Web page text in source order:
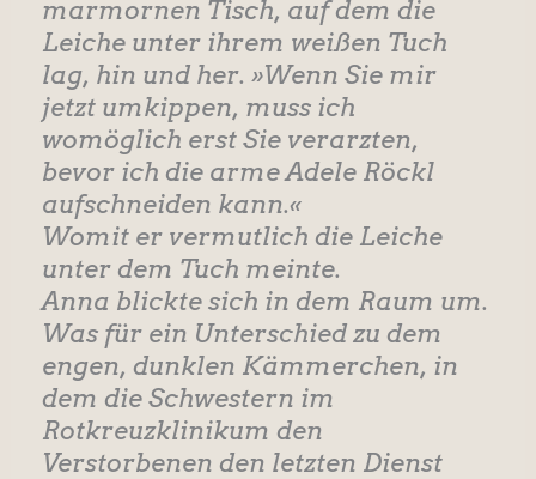
marmornen Tisch, auf dem die
Leiche unter ihrem weißen Tuch
lag, hin und her. »Wenn Sie mir
jetzt umkippen, muss ich
womöglich erst Sie verarzten,
bevor ich die arme Adele Röckl
aufschneiden kann.«
Womit er vermutlich die Leiche
unter dem Tuch meinte.
Anna blickte sich in dem Raum um.
Was für ein Unterschied zu dem
engen, dunklen Kämmerchen, in
dem die Schwestern im
Rotkreuzklinikum den
Verstorbenen den letzten Dienst